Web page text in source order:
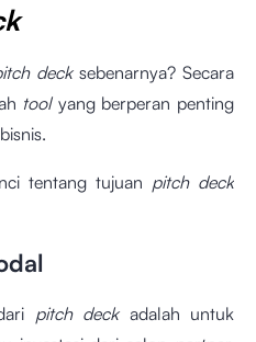
deck sebenarnya? Secara
tool yang berperan penting
tentang tujuan pitch deck
pitch deckadalah untuk